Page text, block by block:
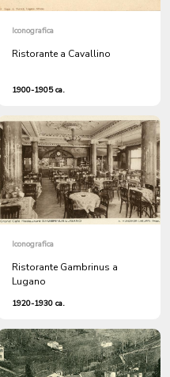
Iconografica
Ristorante a Cavallino
1900-1905 ca.
Iconografica
Ristorante Gambrinus a
Lugano
1920-1930 ca.